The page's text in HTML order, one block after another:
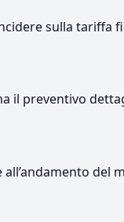
sulla tariffa
il preventivo
del